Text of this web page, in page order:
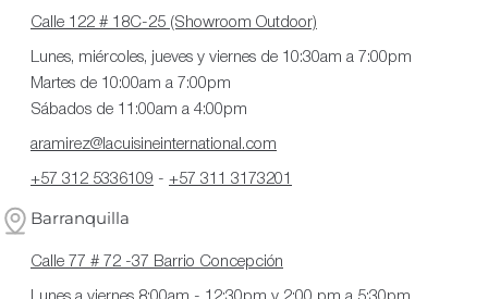
Calle 122 # 18C-25 (Showroom Outdoor)
Lunes, miércoles, jueves y viernes de 10:30am a 7:00pm
Martes de 10:00am a 7:00pm
Sábados de 11:00am a 4:00pm
aramirez@lacuisineinternational.com
+57 312 5336109 - +57 311 3173201
Barranquilla
Calle 77 # 72 -37 Barrio Concepción